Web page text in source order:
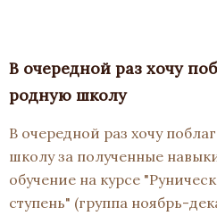
В очередной раз хочу
родную школу
В очередной раз хочу
школу за полученные
обучение на курсе
ступень" (группа ноябрь-